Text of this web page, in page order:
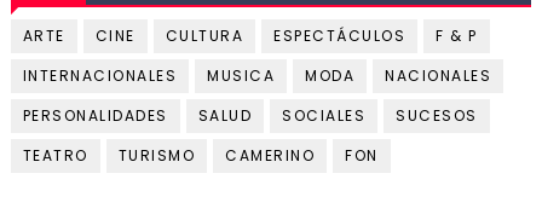
ARTE CINE CULTURA ESPECTÁCULOS
F & P
INTERNACIONALES
MUSICA MODA
NACIONALES
PERSONALIDADES
SALUD SOCIALES
SUCESOS
TEATRO
TURISMO CAMERINO FON